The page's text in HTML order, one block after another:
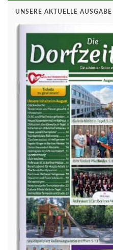
UNSERE AKTUELLE AUSGABE